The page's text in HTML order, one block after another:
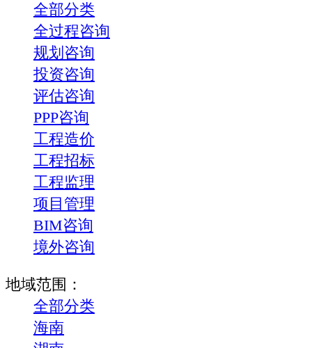
全部分类
全过程咨询
规划咨询
投资咨询
评估咨询
PPP咨询
工程造价
工程招标
工程监理
项目管理
BIM咨询
境外咨询
地域范围：
全部分类
海南